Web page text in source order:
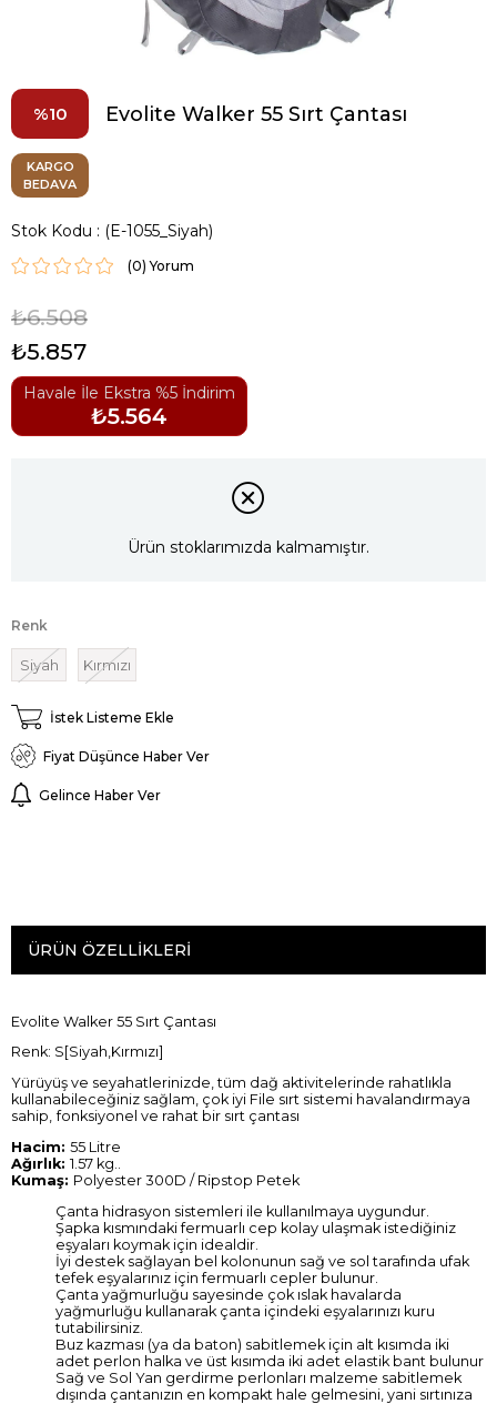
10 Evolite Walker 55 Sırt Çantası
KARGO
BEDAVA
Stok Kodu (E-1055_Siyah)
(0)
₺6.508
₺5.857
Havale İle Ekstra %5 İndirim
₺5.564
Ürün stoklarımızda kalmamıştır.
Renk
Siyah Kırmızı
İstek Listeme Ekle
Fiyat Düşünce Haber Ver
Gelince Haber Ver
ÜRÜN ÖZELLIKLERI
Evolite Walker 55 Sırt Çantası
Renk: S[Siyah,Kırmızı]
Yürüyüş ve seyahatlerinizde, tüm dağ aktivitelerinde rahatlıkla
kullanabileceğiniz sağlam, çok iyi File sırt sistemi havalandırmaya
sahip, fonksiyonel ve rahat bir sırt çantası
Hacim: 55 Litre
Ağırlık: 1.57 kg..
Kumaş: Polyester 300D / Ripstop Petek
Çanta hidrasyon sistemleri ile kullanılmaya uygundur.
Şapka kısmındaki fermuarlı cep kolay ulaşmak istediğiniz
eşyaları koymak için idealdir.
İyi destek sağlayan bel kolonunun sağ ve sol tarafında ufak
tefek eşyalarınız için fermuarlı cepler bulunur.
Çanta yağmurluğu sayesinde çok ıslak havalarda
yağmurluğu kullanarak çanta içindeki eşyalarınızı kuru
tutabilirsiniz.
Buz kazması (ya da baton) sabitlemek için alt kısımda iki
adet perlon halka ve üst kısımda iki adet elastik bant bulunur
Sağ ve Sol Yan gerdirme perlonları malzeme sabitlemek
dışında çantanızın en kompakt hale gelmesini, yani sırtınıza